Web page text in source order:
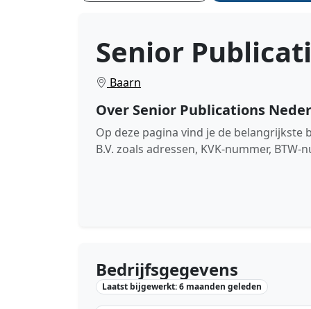
Senior
Baarn
Over Senior Publications
Op deze pagina vind je de belangrijkste
B.V. zoals adressen, KVK-nummer,
Bedrijfsgegevens
Laatst bijgewerkt: 6 maanden geleden